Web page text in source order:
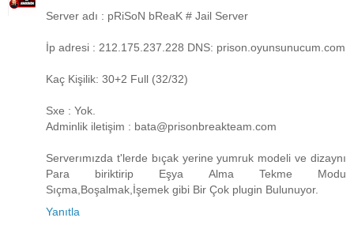
Server adı : pRiSoN bReaK # Jail Server
İp adresi : 212.175.237.228 DNS: prison.oyunsunucum.com
Kaç Kişilik: 30+2 Full (32/32)
Sxe : Yok.
Adminlik iletişim : bata@prisonbreakteam.com
Serverımızda t'lerde bıçak yerine yumruk modeli ve dizaynı
Para biriktirip Eşya Alma Tekme Modu
Sıçma,Boşalmak,İşemek gibi Bir Çok plugin Bulunuyor.
Yanıtla